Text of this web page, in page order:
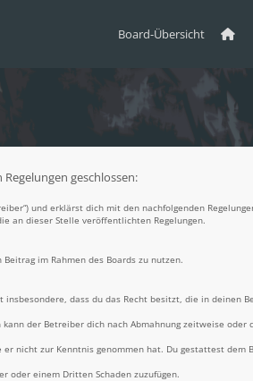
Board-Übersicht
geschlossen:
und erklärst dich mit den nachfolgenden
an dieser Stelle veröffentlichten Regelungen.
im Rahmen des Boards zu nutzen.
dass du das Recht besitzt, die in deinen
der Betreiber dich nach Abmahnung zeitweise
nicht zur Kenntnis genommen hat. Du gestattest dem
oder einem Dritten Schaden zuzufügen.